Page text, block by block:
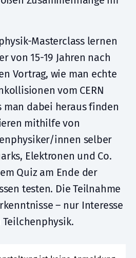
Masterclass lernen
von 15-19 Jahren nach
Vortrag, wie man echte
vom CERN
man dabei heraus finden
mithilfe von
innen selber
Elektronen und Co.
Quiz am Ende der
testen. Die Teilnahme
– nur Interesse